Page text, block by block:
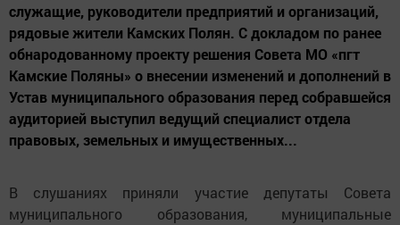
служащие, руководители предприятий и организаций,
рядовые жители Камских Полян. С докладом по ранее
обнародованному проекту решения Совета МО «пгт
Камские Поляны» о внесении изменений и дополнений в
Устав муниципального образования перед собравшейся
аудиторией выступил ведущий специалист отдела
правовых, земельных и имущественных...
В слушаниях приняли участие депутаты Совета
муниципального образования, муниципальные